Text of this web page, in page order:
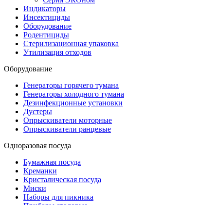
Индикаторы
Инсектициды
Оборудование
Родентициды
Стерилизационная упаковка
Утилизация отходов
Оборудование
Генераторы горячего тумана
Генераторы холодного тумана
Дезинфекционные установки
Дустеры
Опрыскиватели моторные
Опрыскиватели ранцевые
Одноразовая посуда
Бумажная посуда
Креманки
Кристалическая посуда
Миски
Наборы для пикника